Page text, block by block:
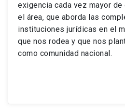
exigencia cada vez mayor
el área, que aborda las
instituciones jurídicas en el
que nos rodea y que nos
como comunidad nacional.